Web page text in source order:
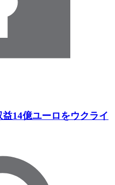
14億ユーロをウクライ